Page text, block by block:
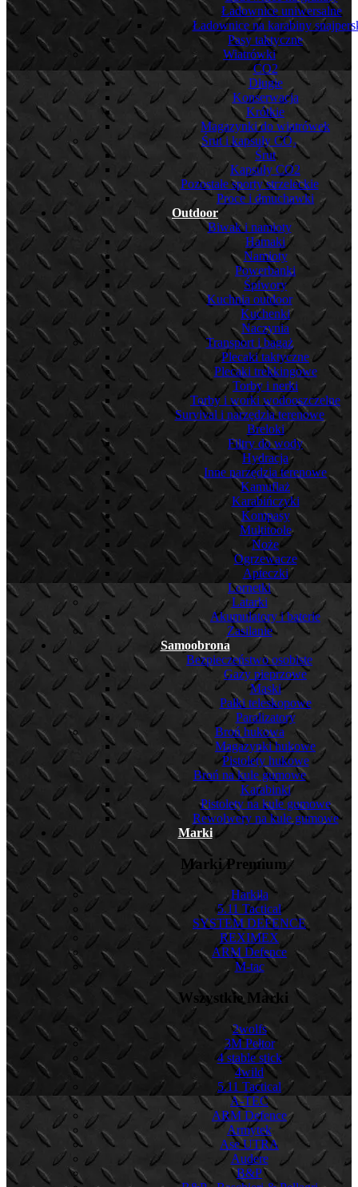
Ładownice uniwersalne
Ładownice na karabiny
Pasy taktyczne
Wiatrówki
CO2
Długie
Konserwacja
Krótkie
Magazynki do wiatrówek
Śrut i kapsuły CO₂
Śrut
Kapsuły CO2
Pozostałe sporty strzeleckie
Proce i dmuchawki
Outdoor
Biwak i namioty
Hamaki
Namioty
Powerbanki
Śpiwory
Kuchnia outdoor
Kuchenki
Naczynia
Transport i bagaż
Plecaki taktyczne
Plecaki trekkingowe
Torby i nerki
Torby i worki wodooszczelne
Survival i narzędzia terenowe
Breloki
Filtry do wody
Hydracja
Inne narzędzia terenowe
Kamuflaż
Karabińczyki
Kompasy
Multitoole
Noże
Ogrzewacze
Apteczki
Lornetki
Latarki
Akumulatory i baterie
Zasilanie
Samoobrona
Bezpieczeństwo osobiste
Gazy pieprzowe
Maski
Pałki teleskopowe
Paralizatory
Broń hukowa
Magazynki hukowe
Pistolety hukowe
Broń na kule gumowe
Karabinki
Pistolety na kule gumowe
Rewolwery na kule gumowe
Marki
Marki Premium
Harkila
5.11 Tactical
SYSTEM DEFENCE
REXIMEX
ARM Defence
M-tac
Wszystkie Marki
2wolfs
3M Peltor
4 stable stick
4wild
5.11 Tactical
A-TEC
ARM Defence
Armytek
Ase UTRA
Audere
B&P